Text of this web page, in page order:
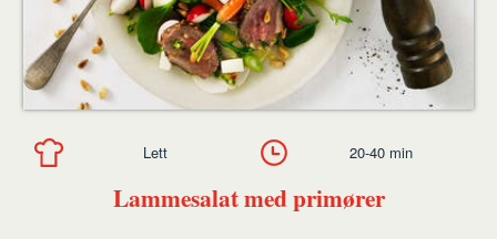
Lammesalat med primører
Lett 20-40 min